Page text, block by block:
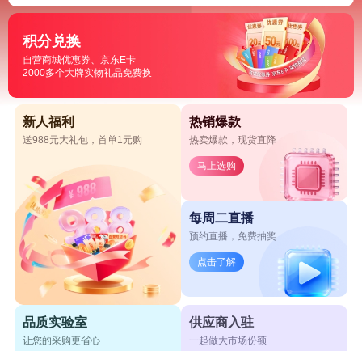
积分兑换
自营商城优惠券、京东E卡
2000多个大牌实物礼品免费换
新人福利
送988元大礼包，首单1元购
热销爆款
热卖爆款，现货直降
马上选购
每周二直播
预约直播，免费抽奖
点击了解
品质实验室
让您的采购更省心
供应商入驻
一起做大市场份额